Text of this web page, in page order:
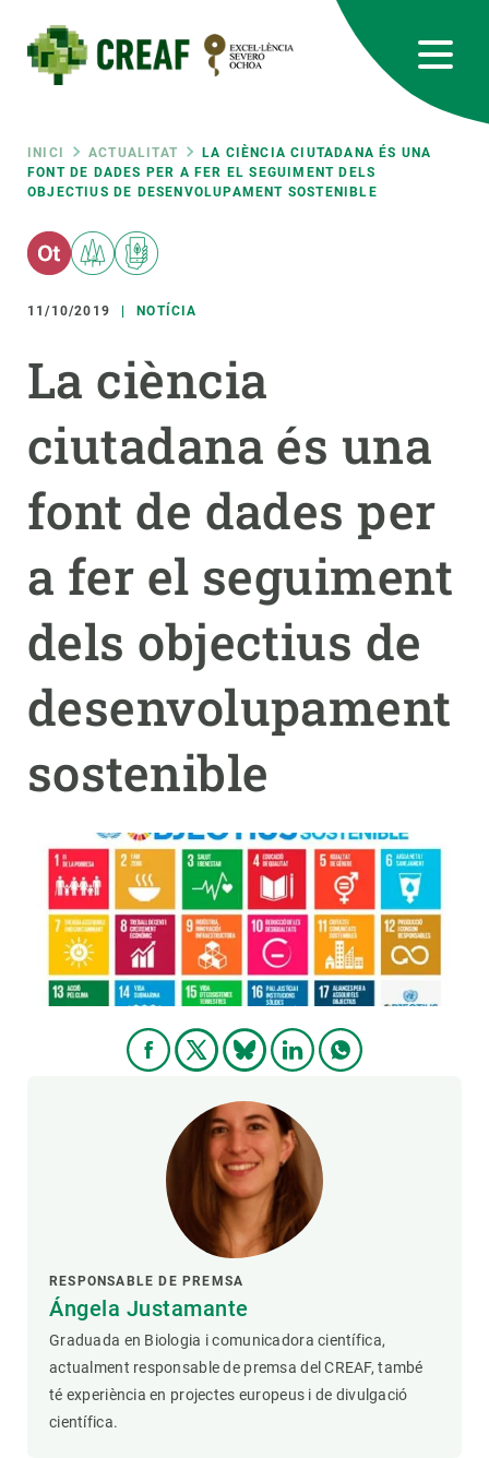
contingut
Fil
d'ariadna
INICI ACTUALITAT
LA CIÈNCIA CIUTADANA ÉS UNA
FONT DE DADES PER A FER EL SEGUIMENT DELS
OBJECTIUS DE DESENVOLUPAMENT SOSTENIBLE
11/10/2019 NOTÍCIA
La ciència
ciutadana és una
font de dades per
a fer el seguiment
dels objectius de
desenvolupament
sostenible
RESPONSABLE DE PREMSA
Ángela Justamante
Graduada en Biologia i comunicadora científica,
actualment responsable de premsa del CREAF, també
té experiència en projectes europeus i de divulgació
científica.
RRSS
Featured
responsive
Responsive
menu
RECERCA
CIÈNCIA EN ACCIÓ
NOTÍCIES I AGENDA